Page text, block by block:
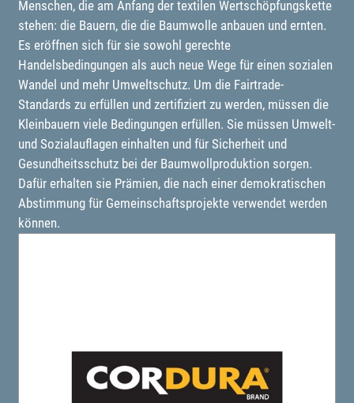
Menschen, die am Anfang der textilen Wertschöpfungskette
stehen: die Bauern, die die Baumwolle anbauen und ernten.
Es eröffnen sich für sie sowohl gerechte
Handelsbedingungen als auch neue Wege für einen sozialen
Wandel und mehr Umweltschutz. Um die Fairtrade-
Standards zu erfüllen und zertifiziert zu werden, müssen die
Kleinbauern viele Bedingungen erfüllen. Sie müssen Umwelt-
und Sozialauflagen einhalten und für Sicherheit und
Gesundheitsschutz bei der Baumwollproduktion sorgen.
Dafür erhalten sie Prämien, die nach einer demokratischen
Abstimmung für Gemeinschaftsprojekte verwendet werden
können.